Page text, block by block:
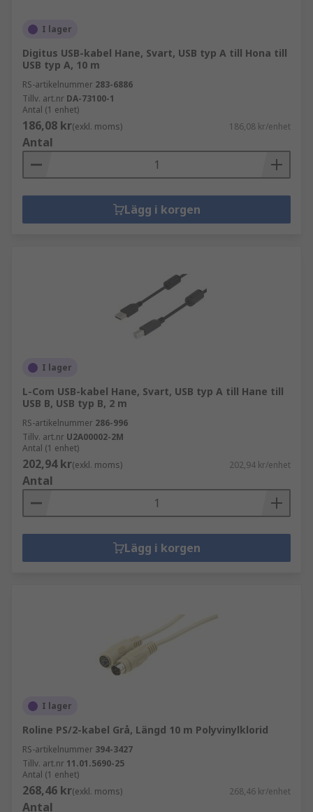
I lager
Digitus USB-kabel Hane, Svart, USB typ A till Hona till
USB typ A, 10 m
RS-artikelnummer 283-6886
Tillv. art.nr DA-73100-1
Antal (1 enhet)
186,08 kr(exkl. moms) 186,08 kr/enhet
Antal
Lägg i korgen
I lager
L-Com USB-kabel Hane, Svart, USB typ A till Hane till
USB B, USB typ B, 2 m
RS-artikelnummer 286-996
Tillv. art.nr U2A00002-2M
Antal (1 enhet)
202,94 kr(exkl. moms) 202,94 kr/enhet
Antal
Lägg i korgen
I lager
Roline PS/2-kabel Grå, Längd 10 m Polyvinylklorid
RS-artikelnummer 394-3427
Tillv. art.nr 11.01.5690-25
Antal (1 enhet)
268,46 kr(exkl. moms) 268,46 kr/enhet
Antal